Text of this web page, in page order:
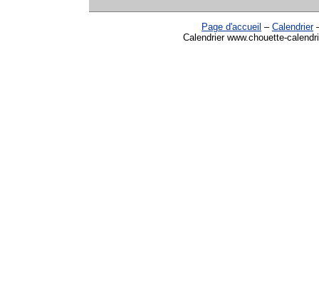
Page d'accueil – Calendrier
Calendrier www.chouette-